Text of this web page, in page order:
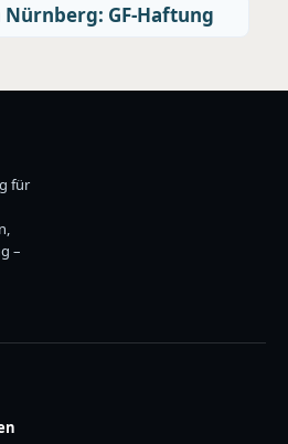
Nürnberg: GF-Haftung
für
–